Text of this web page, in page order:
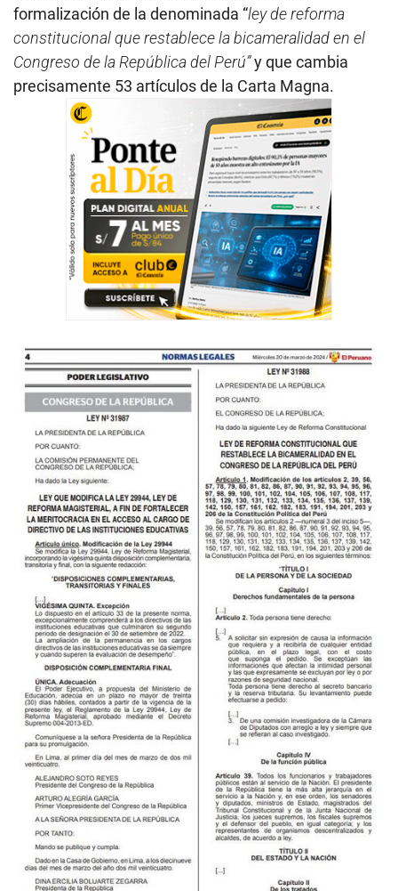
formalización de la denominada “ley de reforma
constitucional que restablece la bicameralidad en el
Congreso de la República del Perú”y que cambia
precisamente 53 artículos de la Carta Magna.